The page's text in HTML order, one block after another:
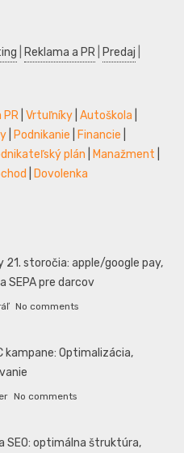
Reklama a PR Predaj
PR Vrtuľníky Autoškola
Podnikanie Financie
plán Manažment
Dovolenka
21. storočia: apple/google pay,
SEPA pre darcov
No comments
kampane: Optimalizácia,
No comments
SEO: optimálna štruktúra,